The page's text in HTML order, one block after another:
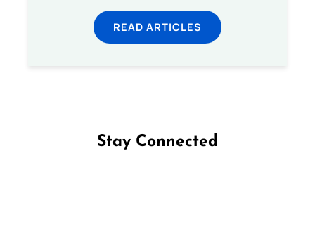
READ ARTICLES
Stay Connected